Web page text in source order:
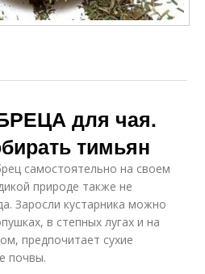
для чая.
тимьян
самостоятельно на своем
природе также не
Заросли кустарника можно
в степных лугах и на
предпочитает сухие
почвы.